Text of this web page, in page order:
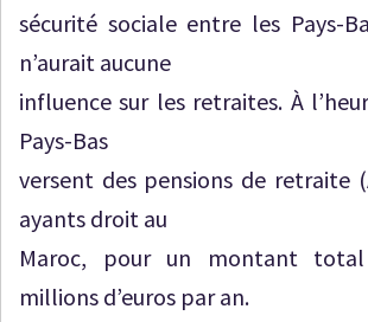
sécurité sociale entre les Pays-
n’aurait aucune
influence sur les retraites. À
Pays-Bas
versent des pensions de retraite
ayants droit au
Maroc, pour un montant total
millions d’euros par an.